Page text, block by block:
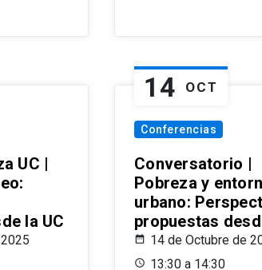
UC |
la UC
14 OCT
Conferencias
Conversatorio |
Pobreza y
urbano:
propuestas
14 de Octubre de
13:30 a 14:30